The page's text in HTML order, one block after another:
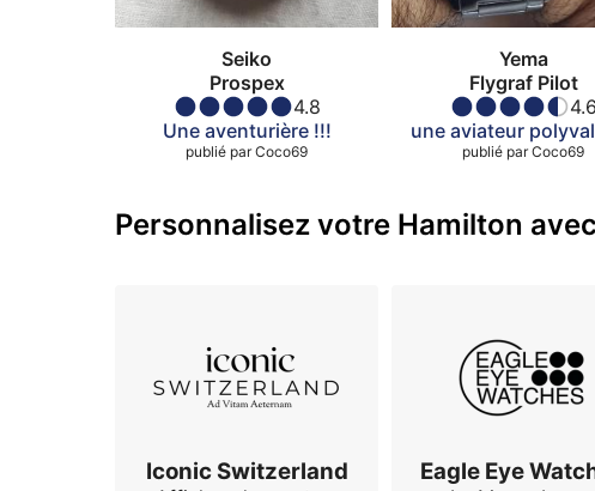
Seiko
Prospex
4.8
Une aventurière !!!
publié par Coco69
Yema
Flygraf Pilot
4.6
une aviateur
publié par Coco69
Personnalisez votre Hamilton
Iconic Switzerland Eagle Eye